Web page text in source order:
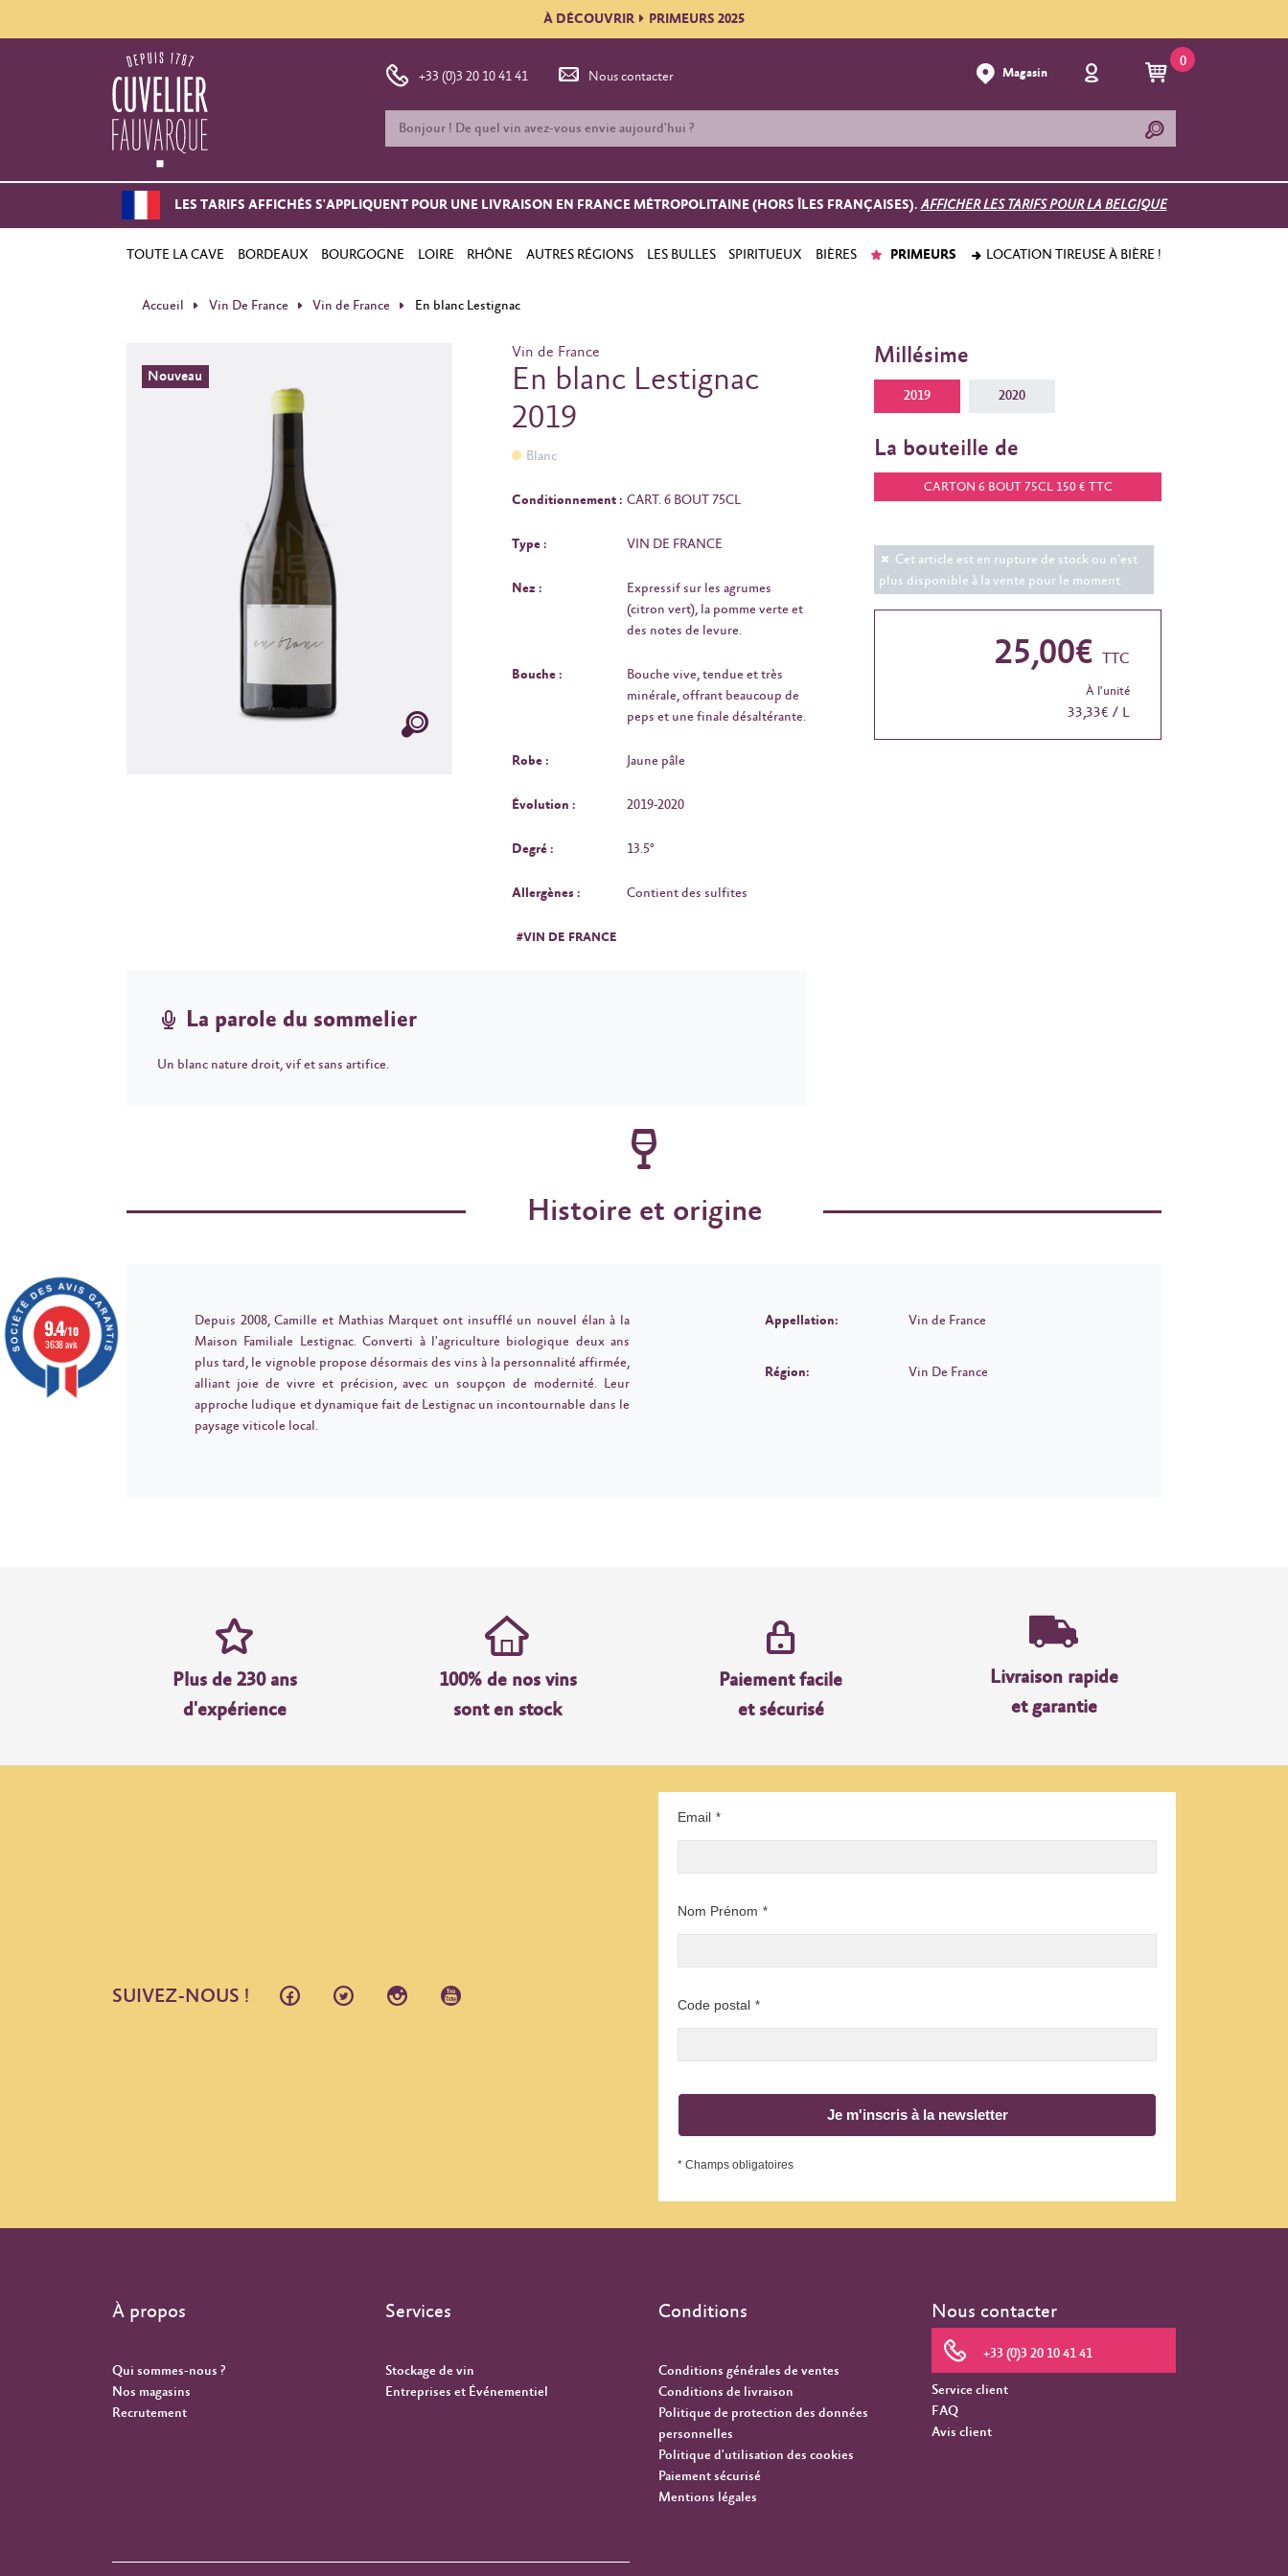
À DÉCOUVRIR PRIMEURS 2025
+33 (0)3 20 10 41 41 Nous contacter Magasin
0
LES TARIFS AFFICHÉS S'APPLIQUENT POUR UNE LIVRAISON EN FRANCE MÉTROPOLITAINE (HORS ÎLES FRANÇAISES).AFFICHER LES TARIFS POUR LA BELGIQUE
TOUTE LA CAVE BORDEAUX BOURGOGNE LOIRE RHÔNE AUTRES RÉGIONS LES BULLES SPIRITUEUX BIÈRES PRIMEURS LOCATION TIREUSE À BIÈRE !
Accueil Vin De France Vin de France En blanc Lestignac
Nouveau
Vin de France
En blanc Lestignac
2019
Blanc
Conditionnement : CART. 6 BOUT 75CL
Type : VIN DE FRANCE
Nez :
Expressif sur les agrumes
(citron vert), la pomme verte et
des notes de levure.
Bouche :
Bouche vive, tendue et très
minérale, offrant beaucoup de
peps et une finale désaltérante.
Robe : Jaune pâle
Évolution : 2019-2020
Degré : 13.5°
Allergènes : Contient des sulfites
#VIN DE FRANCE
La parole du sommelier
Un blanc nature droit, vif et sans artifice.
Millésime
2019 2020
La bouteille de
CARTON 6 BOUT 75CL 150 € TTC
Cet article est en rupture de stock ou n'est
plus disponible à la vente pour le moment.
25,00€ TTC
À l'unité
33,33€ / L
Histoire et origine
Depuis 2008, Camille et Mathias Marquet ont insufflé un nouvel élan à la
Maison Familiale Lestignac. Converti à l'agriculture biologique deux ans
plus tard, le vignoble propose désormais des vins à la personnalité affirmée,
alliant joie de vivre et précision, avec un soupçon de modernité. Leur
approche ludique et dynamique fait de Lestignac un incontournable dans le
paysage viticole local.
Appellation: Vin de France
Région: Vin De France
Plus de 230 ans
d'expérience
100% de nos vins
sont en stock
Paiement facile
et sécurisé
Livraison rapide
et garantie
SUIVEZ-NOUS !
Email *
Nom Prénom *
Code postal *
Je m'inscris à la newsletter
* Champs obligatoires
À propos
Qui sommes-nous ?
Nos magasins
Recrutement
Services
Stockage de vin
Entreprises et Événementiel
Conditions
Conditions générales de ventes
Conditions de livraison
Politique de protection des données
personnelles
Politique d'utilisation des cookies
Paiement sécurisé
Mentions légales
Nous contacter
+33 (0)3 20 10 41 41
Service client
FAQ
Avis client
9.4/10
3638 avis